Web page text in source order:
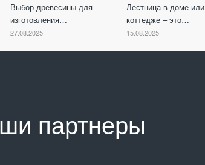
Выбор древесины для
изготовления…
27.08.2025
Лестница в доме или
коттедже – это…
15.08.2025
партнеры